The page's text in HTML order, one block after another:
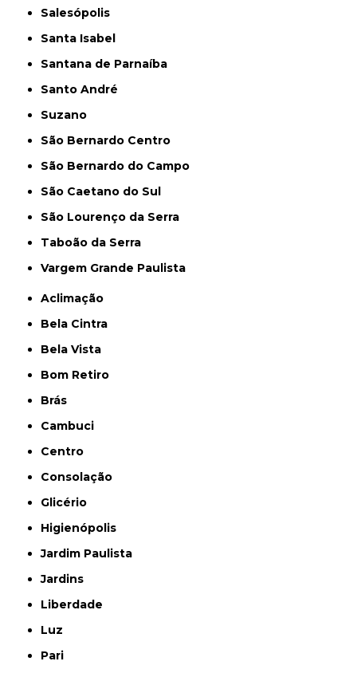
Salesópolis
Santa Isabel
Santana de Parnaíba
Santo André
Suzano
São Bernardo Centro
São Bernardo do Campo
São Caetano do Sul
São Lourenço da Serra
Taboão da Serra
Vargem Grande Paulista
Aclimação
Bela Cintra
Bela Vista
Bom Retiro
Brás
Cambuci
Centro
Consolação
Glicério
Higienópolis
Jardim Paulista
Jardins
Liberdade
Luz
Pari